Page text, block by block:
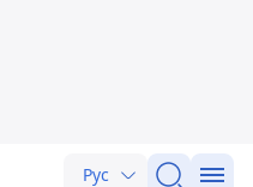
Рус